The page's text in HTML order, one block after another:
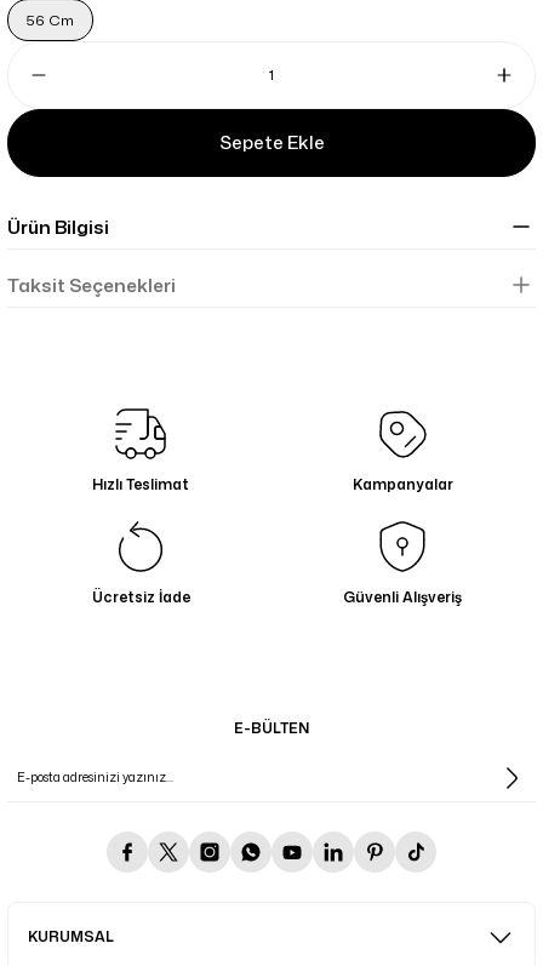
56 Cm
Sepete Ekle
Ürün Bilgisi
Taksit Seçenekleri
Hızlı Teslimat Kampanyalar
Ücretsiz İade Güvenli Alışveriş
E-BÜLTEN
KURUMSAL